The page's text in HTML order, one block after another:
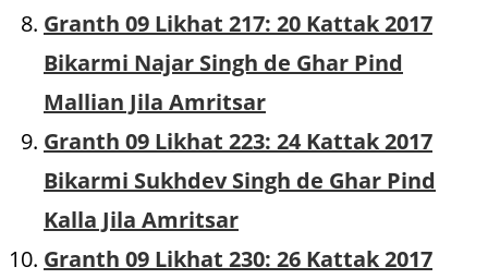
Granth 09 Likhat 217: 20 Kattak 2017
Bikarmi Najar Singh de Ghar Pind
Mallian Jila Amritsar
Granth 09 Likhat 223: 24 Kattak 2017
Bikarmi Sukhdev Singh de Ghar Pind
Kalla Jila Amritsar
Granth 09 Likhat 230: 26 Kattak 2017